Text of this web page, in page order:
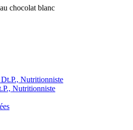
Nutritionniste